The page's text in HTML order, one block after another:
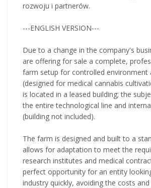
rozwoju i partnerów.
---ENGLISH VERSION---
Due to a change in the company's
are offering for sale a complete,
farm setup for controlled environment
(designed for medical cannabis
is located in a leased building; the
the entire technological line and
(building not included).
The farm is designed and built to a
allows for adaptation to meet the
research institutes and medical
perfect opportunity for an entity
industry quickly, avoiding the costs